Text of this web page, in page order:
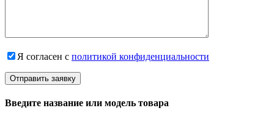
Я согласен с политикой конфиденциальности
Введите название или модель товара